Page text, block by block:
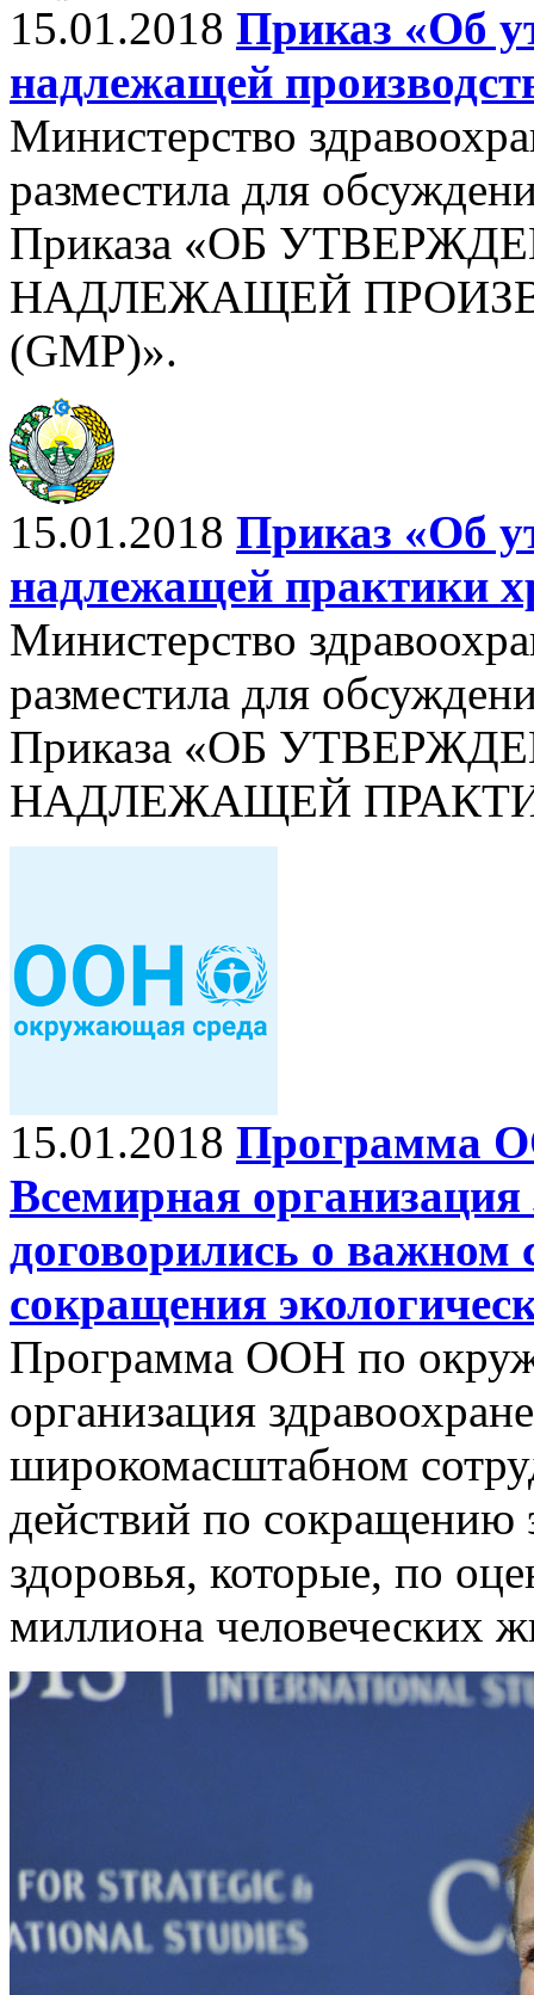
15.01.2018 Приказ «Об
надлежащей
Министерство
разместила для
Приказа «ОБ
НАДЛЕЖАЩЕЙ
(GMP)».
15.01.2018 Приказ «Об
надлежащей практики
Министерство
разместила для
Приказа «ОБ
НАДЛЕЖАЩЕЙ
15.01.2018 Программа
Всемирная организация
договорились о важном
сокращения
Программа ООН по
организация
широкомасштабном
действий по сокращению
здоровья, которые, по
миллиона человеческих